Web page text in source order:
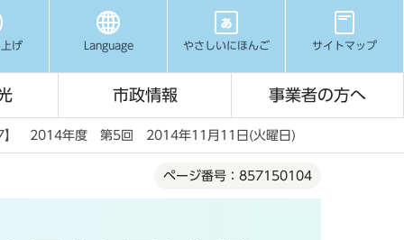
げ Language やさしいにほんご サイトマップ
市政情報 事業者の方へ
7】 2014年度 第5回 2014年11月11日(火曜日)
ページ番号：857150104